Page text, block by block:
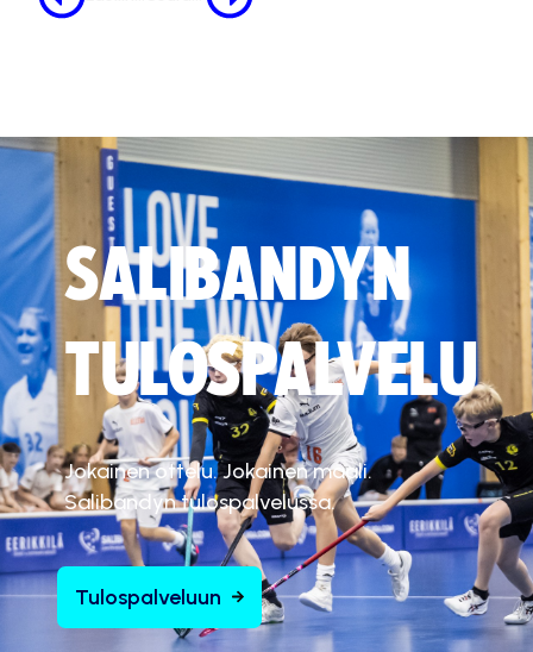
SALIBANDYN
TULOSPALVELU
Jokainen ottelu. Jokainen maali.
Salibandyn tulospalvelussa.
Tulospalveluun